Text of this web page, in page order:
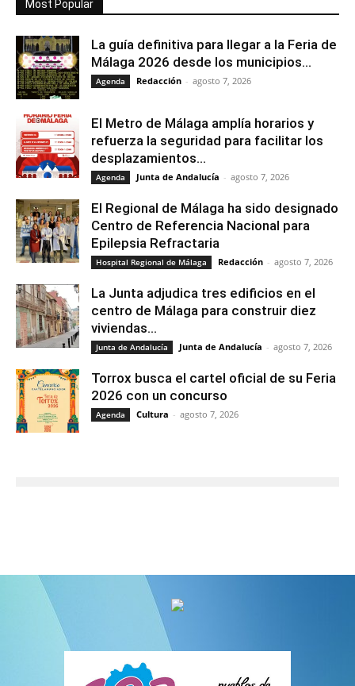
Most Popular
La guía definitiva para llegar a la Feria de
Málaga 2026 desde los municipios...
Agenda Redacción - agosto 7, 2026
El Metro de Málaga amplía horarios y
refuerza la seguridad para facilitar los
desplazamientos...
Agenda Junta de Andalucía - agosto 7, 2026
El Regional de Málaga ha sido designado
Centro de Referencia Nacional para
Epilepsia Refractaria
Hospital Regional de Málaga Redacción - agosto 7, 2026
La Junta adjudica tres edificios en el
centro de Málaga para construir diez
viviendas...
Junta de Andalucía Junta de Andalucía - agosto 7, 2026
Torrox busca el cartel oficial de su Feria
2026 con un concurso
Agenda Cultura - agosto 7, 2026